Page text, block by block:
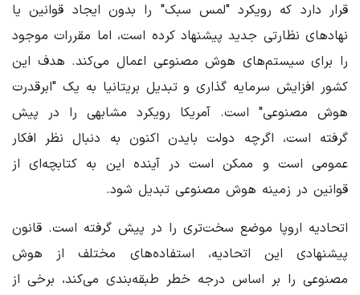
قرار دارد که رویکرد "لمس سبک" را بدون ایجاد قوانین یا
نهادهای نظارتی جدید پیشنهاد کرده است، اما مقررات موجود
را برای سیستم‌های هوش مصنوعی اعمال می‌کند. هدف این
کشور افزایش سرمایه گذاری و تبدیل بریتانیا به یک "ابرقدرت
هوش مصنوعی" است. آمریکا رویکرد مشابهی را در پیش
گرفته است، اگرچه دولت بایدن اکنون به دنبال نظر افکار
عمومی است و ممکن است در آینده این به کتابچه‌ای از
قوانین در زمینه هوش مصنوعی تبدیل شود.
اتحادیه اروپا موضع سخت‌تری را در پیش گرفته است. قانون
پیشنهادی این اتحادیه، استفاده‌های مختلف از هوش
مصنوعی را بر اساس درجه خطر طبقه‌بندی می‌کند، برخی از